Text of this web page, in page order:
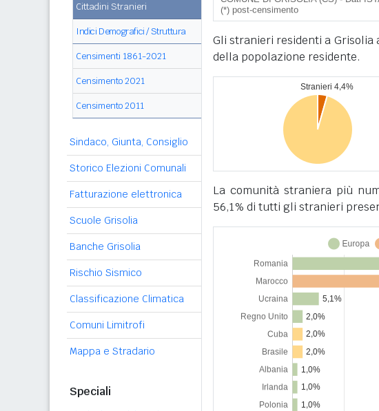
Cittadini Stranieri
Indici Demografici / Struttura
Censimenti 1861-2021
Censimento 2021
Censimento 2011
Sindaco, Giunta, Consiglio
Storico Elezioni Comunali
Fatturazione elettronica
Scuole Grisolia
Banche Grisolia
Rischio Sismico
Classificazione Climatica
Comuni Limitrofi
Mappa e Stradario
Speciali
Gli stranieri residenti a Grisolia
della popolazione residente.
La comunità straniera più
56,1% di tutti gli stranieri